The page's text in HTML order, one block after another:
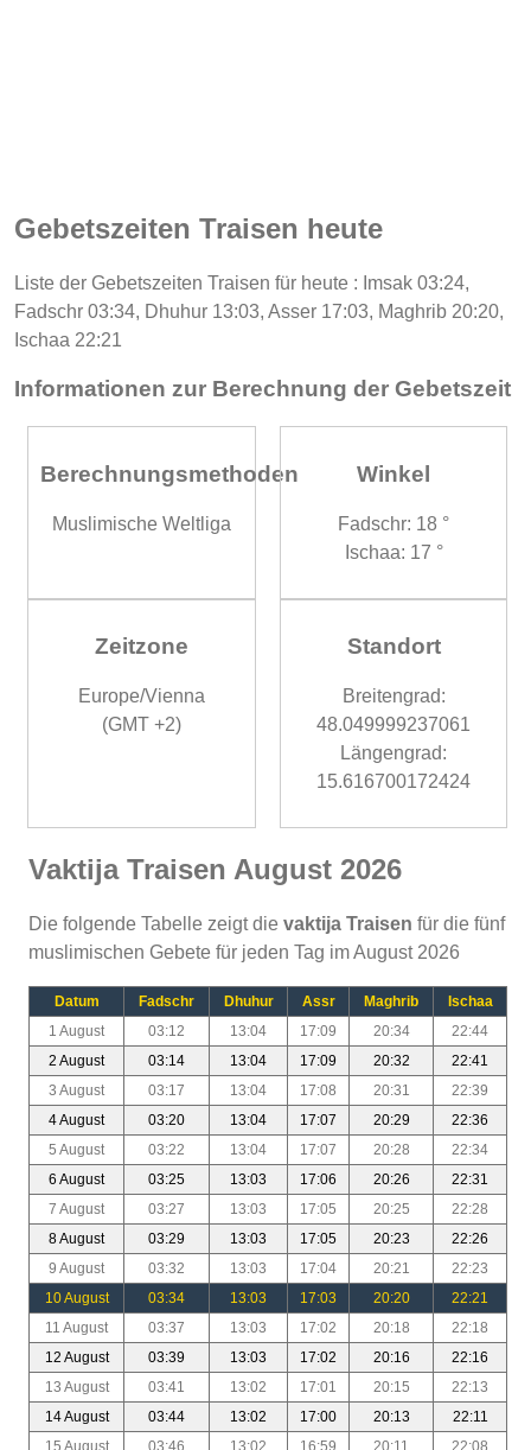
Gebetszeiten Traisen heute
Liste der Gebetszeiten Traisen für heute : Imsak 03:24,
Fadschr 03:34, Dhuhur 13:03, Asser 17:03, Maghrib 20:20,
Ischaa 22:21
Informationen zur Berechnung der Gebetszeit
Berechnungsmethoden
Muslimische Weltliga
Winkel
Fadschr: 18 °
Ischaa: 17 °
Zeitzone
Europe/Vienna
(GMT +2)
Standort
Breitengrad:
48.049999237061
Längengrad:
15.616700172424
Vaktija Traisen August 2026
Die folgende Tabelle zeigt die vaktija Traisen für die fünf
muslimischen Gebete für jeden Tag im August 2026
Datum Fadschr Dhuhur Assr Maghrib
Ischaa
1 August
03:12 13:04 17:09 20:34
22:44
2 August
03:14 13:04 17:09 20:32
22:41
3 August
03:17 13:04 17:08 20:31
22:39
4 August
03:20 13:04 17:07 20:29
22:36
5 August
03:22 13:04 17:07 20:28
22:34
6 August
03:25 13:03 17:06 20:26
22:31
7 August
03:27 13:03 17:05 20:25
22:28
8 August
03:29 13:03 17:05 20:23
22:26
9 August
03:32 13:03 17:04 20:21
22:23
10 August
03:34 13:03 17:03 20:20
22:21
11 August
03:37 13:03 17:02 20:18
22:18
12 August
03:39 13:03 17:02 20:16
22:16
13 August
03:41 13:02 17:01 20:15
22:13
14 August
03:44 13:02 17:00 20:13
22:11
15 August
03:46 13:02 16:59 20:11 22:08